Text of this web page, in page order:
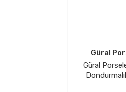
Güral
Güral